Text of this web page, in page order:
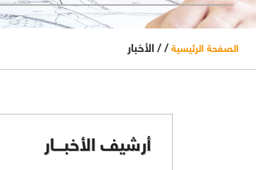
الصفحة الرئيسية / / الأخبار
أرشيف الأخبـــار